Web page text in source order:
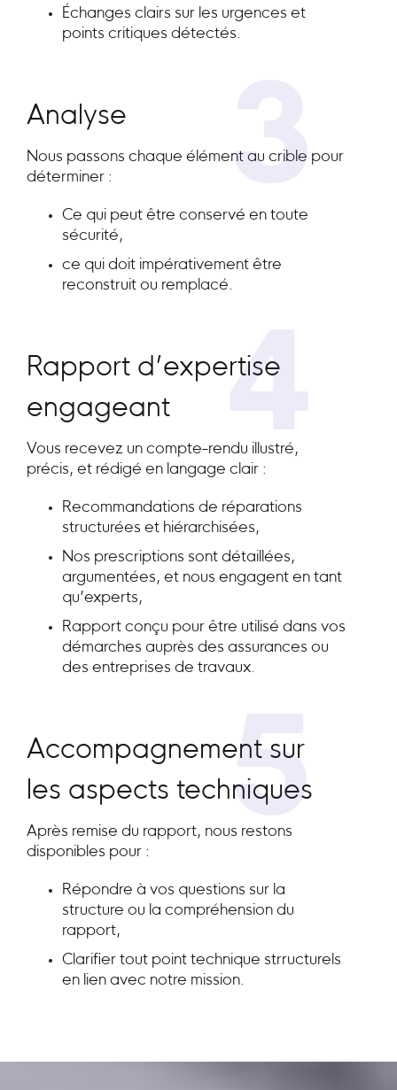
Échanges clairs sur les urgences et
points critiques détectés.
3
Analyse
Nous passons chaque élément au crible pour
déterminer :
Ce qui peut être conservé en toute
sécurité,
ce qui doit impérativement être
reconstruit ou remplacé.
4
Rapport d’expertise
engageant
Vous recevez un compte-rendu illustré,
précis, et rédigé en langage clair :
Recommandations de réparations
structurées et hiérarchisées,
Nos prescriptions sont détaillées,
argumentées, et nous engagent en tant
qu’experts,
Rapport conçu pour être utilisé dans vos
démarches auprès des assurances ou
des entreprises de travaux.
5
Accompagnement sur
les aspects techniques
Après remise du rapport, nous restons
disponibles pour :
Répondre à vos questions sur la
structure ou la compréhension du
rapport,
Clarifier tout point technique strructurels
en lien avec notre mission.